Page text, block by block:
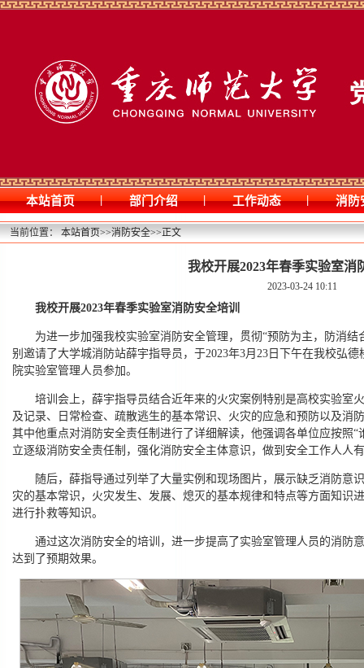
本站首页 | 部门介绍 | 工作动态 | 消防
当前位置：本站首页>>消防安全>>正文
我校开展2023年春季实验室消
2023-03-24 10:11
我校开展2023年春季实验室消防安全培训
为进一步加强我校实验室消防安全管理，贯彻“预防为主，防消
别邀请了大学城消防站薛宇指导员，于2023年3月23日下午在我校弘
院实验室管理人员参加。
培训会上，薛宇指导员结合近年来的火灾案例特别是高校实验室
及记录、日常检查、疏散逃生的基本常识、火灾的应急和预防以及消
其中他重点对消防安全责任制进行了详细解读，他强调各单位应按照
立逐级消防安全责任制，强化消防安全主体意识，做到安全工作人人
随后，薛指导通过列举了大量实例和现场图片，展示缺乏消防意
灾的基本常识，火灾发生、发展、熄灭的基本规律和特点等方面知识
进行扑救等知识。
通过这次消防安全的培训，进一步提高了实验室管理人员的消防
达到了预期效果。